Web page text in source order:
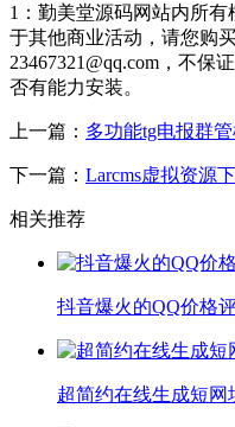
1：勤美堂源码网站内所
于其他商业活动，请您购
23467321@qq.com，不
否有能力安装。
上一篇： 多功能tg电报群
下一篇： Larcms虚拟资源
相关推荐
抖音爆火的QQ价格
超简约在线生成短网